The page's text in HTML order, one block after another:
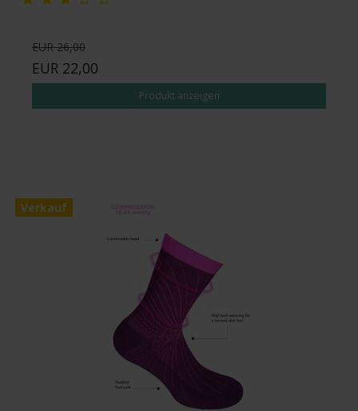
EUR 26,00
EUR 22,00
Produkt anzeigen
Verkauf